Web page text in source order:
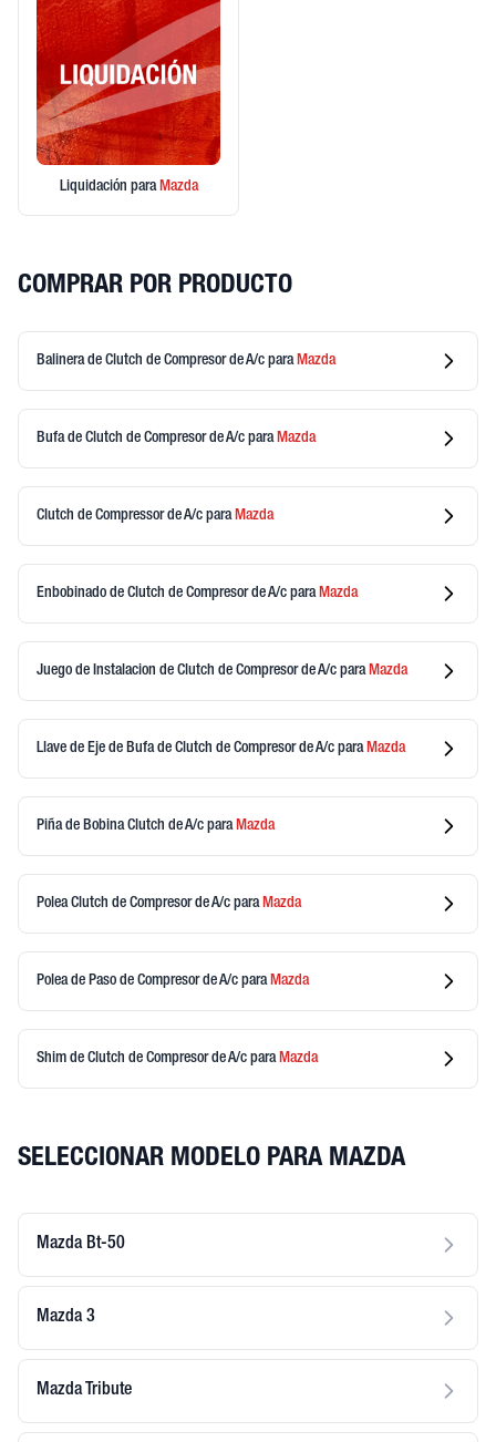
Liquidación paraMazda
COMPRAR POR PRODUCTO
Balinera de Clutch de Compresor de A/c para Mazda
Bufa de Clutch de Compresor de A/c para Mazda
Clutch de Compressor de A/c para Mazda
Enbobinado de Clutch de Compresor de A/c para Mazda
Juego de Instalacion de Clutch de Compresor de A/c para Mazda
Llave de Eje de Bufa de Clutch de Compresor de A/c para Mazda
Piña de Bobina Clutch de A/c para Mazda
Polea Clutch de Compresor de A/c para Mazda
Polea de Paso de Compresor de A/c para Mazda
Shim de Clutch de Compresor de A/c para Mazda
SELECCIONAR MODELO PARA MAZDA
Mazda Bt-50
Mazda 3
Mazda Tribute